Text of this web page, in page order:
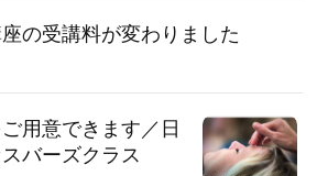
の受講料が変わりました
用意できます／日
バーズクラス